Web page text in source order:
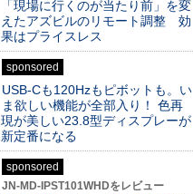
「現場に行くのが当たり前」を変
えたアズビルのリモート調整 効
果はプライスレス
sponsored
USB-Cも120Hzもピボットも。い
ま欲しい機能が全部入り！ 色再
現が美しい23.8型ディスプレーが
新定番になる
sponsored
JN-MD-IPST101WHDをレビュー